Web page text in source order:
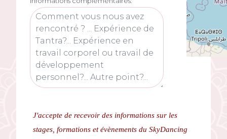
J'accepte de recevoir des informations sur les
stages, formations et évènements du SkyDancing